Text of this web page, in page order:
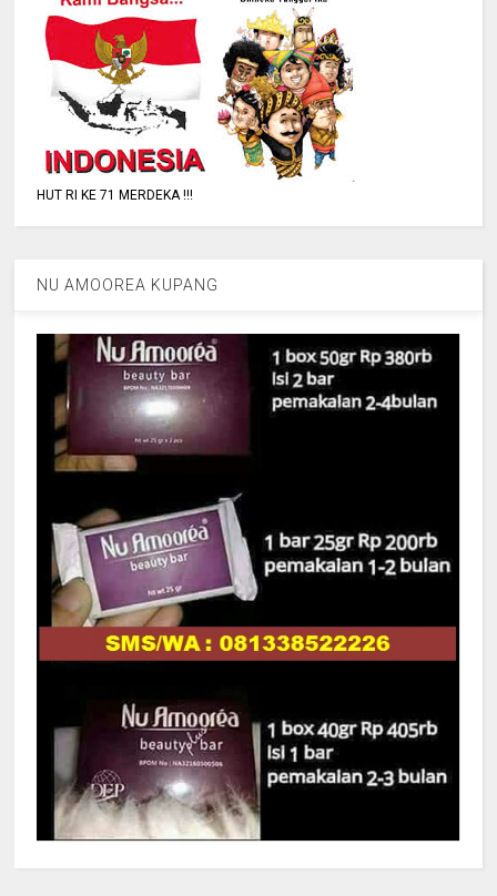
HUT RI KE 71 MERDEKA !!!
NU AMOOREA KUPANG